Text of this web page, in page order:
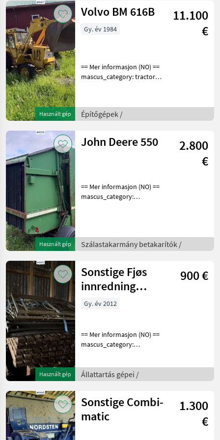
Használt gép
Volvo BM 616B
11.100
€
Gy. év 1984
== Mer informasjon (NO) ==
mascus_category: tractors
See
en.landbrukssalg.no/9437
Specification
Építőgépek /
Használt gép
John Deere 550
2.800
€
== Mer informasjon (NO) ==
mascus_category:
en.landbrukssalg.no/9255
for more images Specif
Szálastakarmány betakarítók /
Használt gép
Sonstige Fjøs
innredning
Kalveinnredning
900 €
Gy. év 2012
== Mer informasjon (NO) ==
mascus_category:
reference number upon
request: 6120 See
Állattartás gépei /
Sonstige Combi-
matic
1.300
€